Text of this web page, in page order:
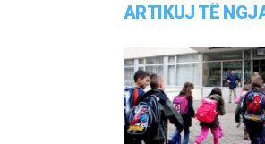
ARTIKUJ TË